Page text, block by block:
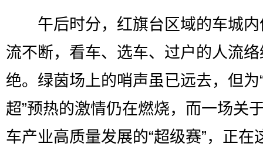
午后时分，红旗台区域的车城内
流不断，看车、选车、过户的人流
绝。绿茵场上的哨声虽已远去，但为
超”预热的激情仍在燃烧，而一场关
车产业高质量发展的“超级赛”，正在